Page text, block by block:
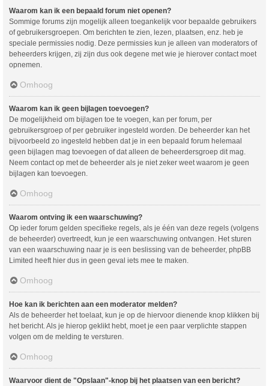
Waarom kan ik een bepaald forum niet openen?
Sommige forums zijn mogelijk alleen toegankelijk voor bepaalde gebruikers
of gebruikersgroepen. Om berichten te zien, lezen, plaatsen, enz. heb je
speciale permissies nodig. Deze permissies kun je alleen van moderators of
beheerders krijgen, zij zijn dus ook degene met wie je hierover contact moet
opnemen.
Omhoog
Waarom kan ik geen bijlagen toevoegen?
De mogelijkheid om bijlagen toe te voegen, kan per forum, per
gebruikersgroep of per gebruiker ingesteld worden. De beheerder kan het
bijvoorbeeld zo ingesteld hebben dat je in een bepaald forum helemaal
geen bijlagen mag toevoegen of dat alleen de beheerdersgroep dit mag.
Neem contact op met de beheerder als je niet zeker weet waarom je geen
bijlagen kan toevoegen.
Omhoog
Waarom ontving ik een waarschuwing?
Op ieder forum gelden specifieke regels, als je één van deze regels (volgens
de beheerder) overtreedt, kun je een waarschuwing ontvangen. Het sturen
van een waarschuwing naar je is een beslissing van de beheerder, phpBB
Limited heeft hier dus in geen geval iets mee te maken.
Omhoog
Hoe kan ik berichten aan een moderator melden?
Als de beheerder het toelaat, kun je op de hiervoor dienende knop klikken bij
het bericht. Als je hierop geklikt hebt, moet je een paar verplichte stappen
volgen om de melding te versturen.
Omhoog
Waarvoor dient de "Opslaan"-knop bij het plaatsen van een bericht?